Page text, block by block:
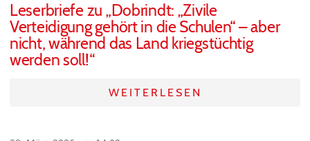
Leserbriefe zu „Dobrindt: „Zivile
Verteidigung gehört in die Schulen“ – aber
nicht, während das Land kriegstüchtig
werden soll!“
WEITERLESEN